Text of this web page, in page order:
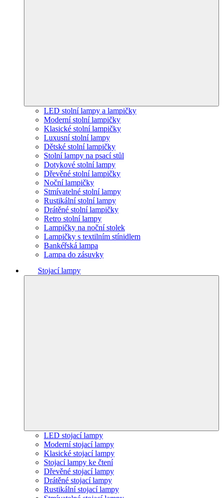
LED stolní lampy a lampičky
Moderní stolní lampičky
Klasické stolní lampičky
Luxusní stolní lampy
Dětské stolní lampičky
Stolní lampy na psací stůl
Dotykové stolní lampy
Dřevěné stolní lampičky
Noční lampičky
Stmívatelné stolní lampy
Rustikální stolní lampy
Drátěné stolní lampičky
Retro stolní lampy
Lampičky na noční stolek
Lampičky s textilním stínidlem
Bankéřská lampa
Lampa do zásuvky
Stojací lampy
LED stojací lampy
Moderní stojací lampy
Klasické stojací lampy
Stojací lampy ke čtení
Dřevěné stojací lampy
Drátěné stojací lampy
Rustikální stojací lampy